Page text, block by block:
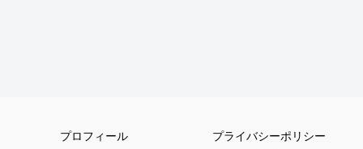
プロフィール
プライバシーポリシー